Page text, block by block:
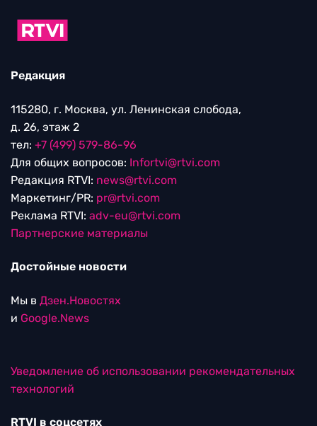
Редакция
115280, г. Москва, ул. Ленинская слобода,
д. 26, этаж 2
тел: +7 (499) 579-86-96
Для общих вопросов: Infortvi@rtvi.com
Редакция RTVI: news@rtvi.com
Маркетинг/PR: pr@rtvi.com
Реклама RTVI: adv-eu@rtvi.com
Партнерские материалы
Достойные новости
Мы в Дзен.Новостях
и Google.News
Уведомление об использовании рекомендательных
технологий
RTVI в соцсетях